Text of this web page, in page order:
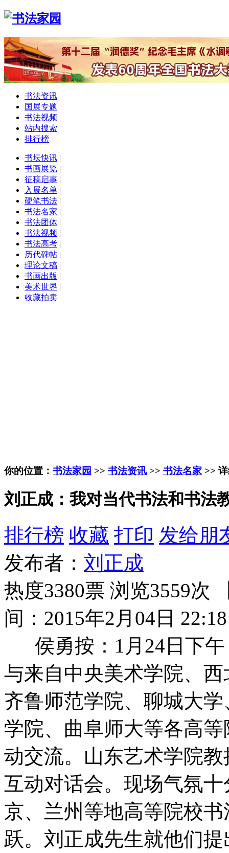
书法资讯
国展专题
书法视频
站内搜索
排行榜
书坛快讯 |
书画展览 |
征稿启事 |
入展名单 |
硬笔书法 |
书法名家 |
书法团体 |
书法视频 |
书法高考 |
历代碑帖 |
理论文稿 |
书画出版 |
美术世界 |
收藏拍卖
你的位置： 书法家园 >> 书法资讯 >> 书法名家 >>
刘正成：我对当代书法和书法
排行榜 收藏 打印 发给朋
发布者： 刘正成
热度3380票 浏览3559次
间：2015年2月04日 22:18
侯勇按：1月24日下午
与来自中央美术学院、
齐鲁师范学院、聊城大
学院、曲阜师大等各高
动交流。山东艺术学院
互动对话会。现场气氛
京、兰州等地高等院校
跃。刘正成先生就他们